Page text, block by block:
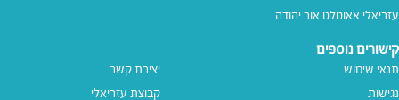
עזריאלי אאוטלט אור יהודה
קישורים נוספים
תנאי שימוש
נגישות
יצירת קשר
קבוצת עזריאלי